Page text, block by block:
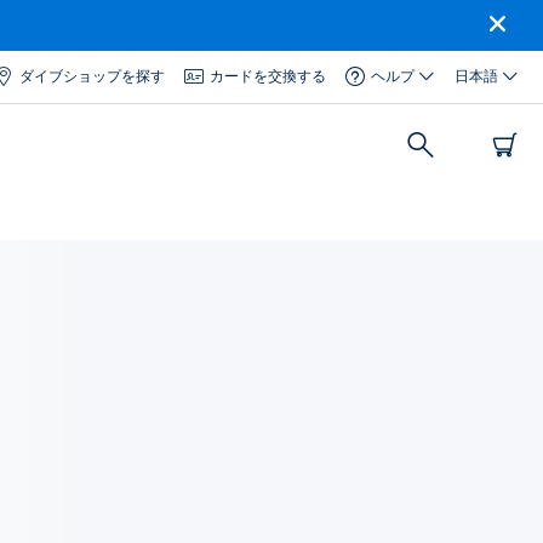
ダイブショップを探す カードを交換する ヘルプ 日本語